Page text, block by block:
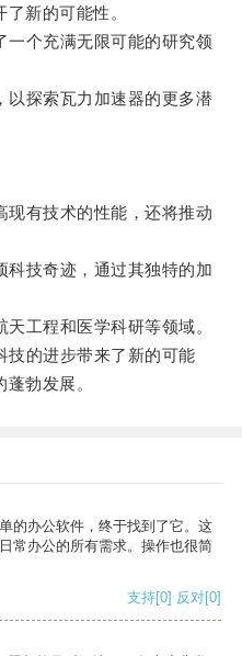
新的可能性。
个充满无限可能的研究领
探索瓦力加速器的更多潜
有技术的性能，还将推动
技奇迹，通过其独特的加
工程和医学科研等领域。
的进步带来了新的可能
勃发展。
的办公软件，终于找到了它。这
常办公的所有需求。操作也很简
支持[0] 反对[0]